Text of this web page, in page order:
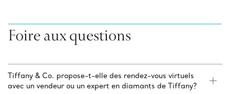
Foire aux questions
Tiffany & Co. propose-t-elle des rendez-vous virtuels
avec un vendeur ou un expert en diamants de Tiffany?